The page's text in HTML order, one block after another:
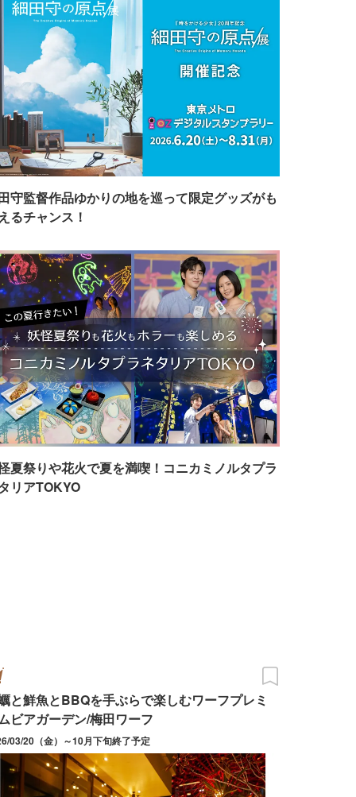
守監督作品ゆかりの地を巡って限定グッズがも
るチャンス！
夏祭りや花火で夏を満喫！コニカミノルタプラ
リアTOKYO
と鮮魚とBBQを手ぶらで楽しむワーフプレミ
ビアガーデン/梅田ワーフ
03/20（金）～10月下旬終了予定